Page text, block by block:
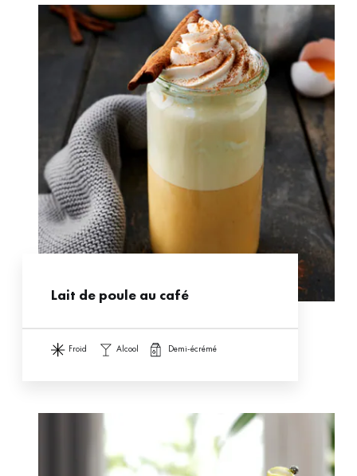
Lait de poule au café
froid alcool demi-écrémé